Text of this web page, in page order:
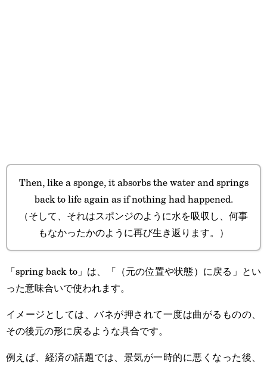
Then, like a sponge, it absorbs the water and springs
back to life again as if nothing had happened.
（そして、それはスポンジのように水を吸収し、何事
もなかったかのように再び生き返ります。）
「spring back to」は、「（元の位置や状態）に戻る」とい
った意味合いで使われます。
イメージとしては、バネが押されて一度は曲がるものの、
その後元の形に戻るような具合です。
例えば、経済の話題では、景気が一時的に悪くなった後、